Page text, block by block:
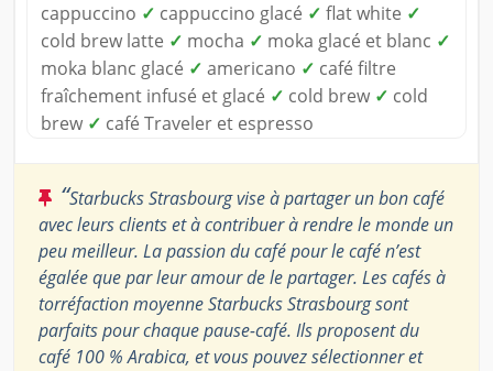
cappuccino ✓ cappuccino glacé ✓ flat white ✓
cold brew latte ✓ mocha ✓ moka glacé et blanc ✓
moka blanc glacé ✓ americano ✓ café filtre
fraîchement infusé et glacé ✓ cold brew ✓ cold
brew ✓ café Traveler et espresso
“Starbucks Strasbourg vise à partager un bon café
avec leurs clients et à contribuer à rendre le monde un
peu meilleur. La passion du café pour le café n’est
égalée que par leur amour de le partager. Les cafés à
torréfaction moyenne Starbucks Strasbourg sont
parfaits pour chaque pause-café. Ils proposent du
café 100 % Arabica, et vous pouvez sélectionner et